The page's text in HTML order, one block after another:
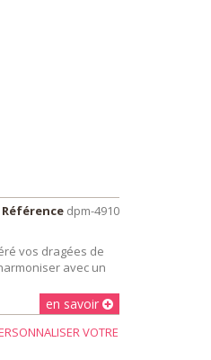
Référence dpm-4910
vos dragées de
avec un
en savoir